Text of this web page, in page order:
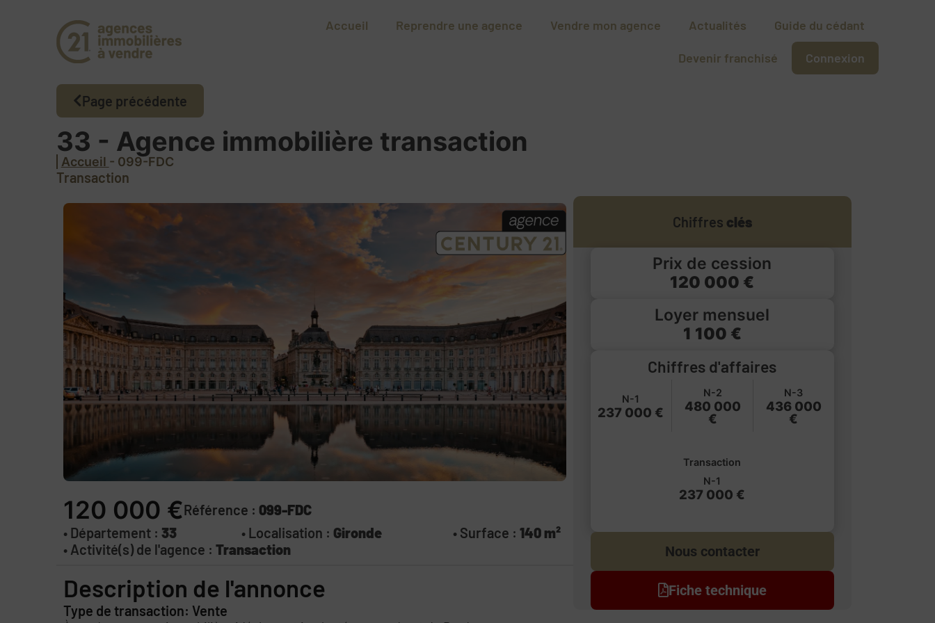
Accueil Reprendre une agence Vendre mon agence Actualités Guide du cédant
Devenir franchisé Connexion
Page précédente
33 - Agence immobilière transaction
Accueil - 099-FDC
Transaction
120 000 €Référence : 099-FDC
• Département : 33 • Localisation : Gironde • Surface :140 m²
• Activité(s) de l'agence : Transaction
Description de l'annonce
Type de transaction: Vente
Chiffres clés
Prix de cession
120 000 €
Loyer mensuel
1 100 €
Chiffres d'affaires
N-1
237 000 €
N-2
480 000
€
N-3
436 000
€
Transaction
N-1
237 000 €
Nous contacter
Fiche technique